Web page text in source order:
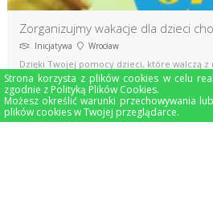
Strona korzysta z plików cookies w celu
zgodnie z Polityką Plików Cookies.
Możesz określić warunki przechowywania
plików cookies w Twojej przeglądarce.
Zorganizujmy wakacje dla dzieci
Inicjatywa Wrocław
Dzięki Twojej pomocy dzieci, które walczą
rodzice pojadą na obóz rehabilitacyjny Urtica